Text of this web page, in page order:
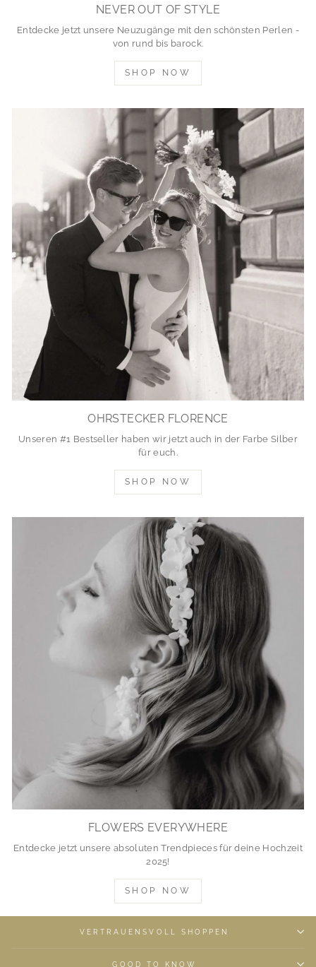
NEVER OUT OF STYLE
Entdecke jetzt unsere Neuzugänge mit den schönsten Perlen -
von rund bis barock.
SHOP NOW
OHRSTECKER FLORENCE
Unseren #1 Bestseller haben wir jetzt auch in der Farbe Silber
für euch.
SHOP NOW
FLOWERS EVERYWHERE
Entdecke jetzt unsere absoluten Trendpieces für deine Hochzeit
2025!
SHOP NOW
VERTRAUENSVOLL SHOPPEN
GOOD TO KNOW